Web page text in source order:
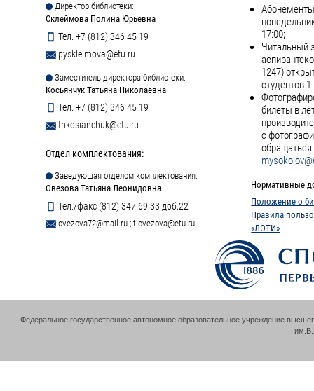
Директор библиотеки:
Склеймова Полина Юрьевна
Тел. +7 (812) 346 45 19
pyskleimova@etu.ru
Заместитель директора библиотеки:
Косьянчук Татьяна Николаевна
Тел. +7 (812) 346 45 19
tnkosianchuk@etu.ru
Отдел комплектования:
Заведующая отделом комплектования:
Овезова Татьяна Леонидовна
Тел./факс (812) 347 69 33 доб.22
ovezova72@mail.ru ; tlovezova@etu.ru
17:00;
Читальный
1247)
студентов
билеты в
с
обращаться
Нормативные
Положение о
Правила
«ЛЭТИ»
Федеральное государственное автономное образовательное учреждение